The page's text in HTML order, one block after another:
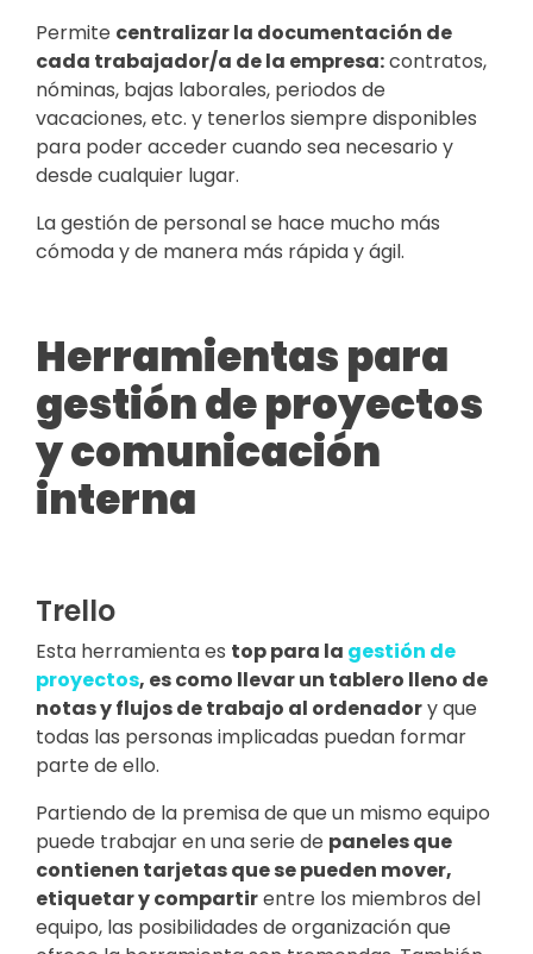
Permite centralizar la documentación de
cada trabajador/a de la empresa:contratos,
nóminas, bajas laborales, periodos de
vacaciones, etc. y tenerlos siempre disponibles
para poder acceder cuando sea necesario y
desde cualquier lugar.
La gestión de personal se hace mucho más
cómoda y de manera más rápida y ágil.
Herramientas para
gestión de proyectos
y comunicación
interna
Trello
Esta herramienta es top para la gestión de
proyectos, es como llevar un tablero lleno de
notas y flujos de trabajo al ordenadory que
todas las personas implicadas puedan formar
parte de ello.
Partiendo de la premisa de que un mismo equipo
puede trabajar en una serie de paneles que
contienen tarjetas que se pueden mover,
etiquetar y compartirentre los miembros del
equipo, las posibilidades de organización que